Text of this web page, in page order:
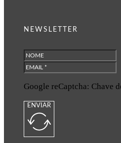
NEWSLETTER
Google reCaptcha: Chave
ENVIAR